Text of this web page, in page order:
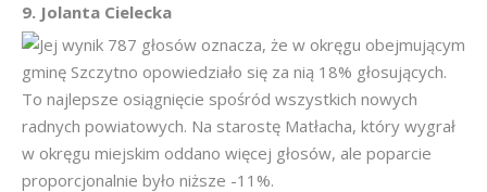
9. Jolanta Cielecka
Jej wynik 787 głosów oznacza, że w okręgu obejmującym
gminę Szczytno opowiedziało się za nią 18% głosujących.
To najlepsze osiągnięcie spośród wszystkich nowych
radnych powiatowych. Na starostę Matłacha, który wygrał
w okręgu miejskim oddano więcej głosów, ale poparcie
proporcjonalnie było niższe -11%.